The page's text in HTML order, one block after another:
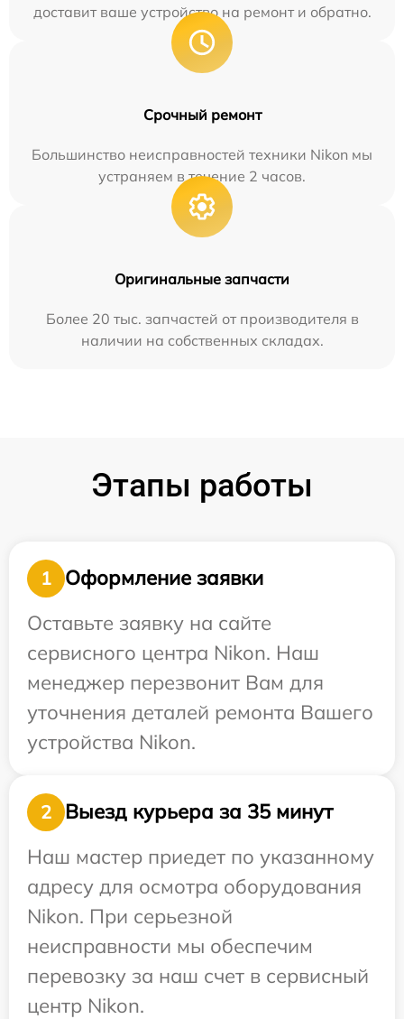
доставит ваше устройство на ремонт и обратно.
Срочный ремонт
Большинство неисправностей техники Nikon мы
устраняем в течение 2 часов.
Оригинальные запчасти
Более 20 тыс. запчастей от производителя в
наличии на собственных складах.
Этапы работы
1
Оформление заявки
Оставьте заявку на сайте
сервисного центра Nikon. Наш
менеджер перезвонит Вам для
уточнения деталей ремонта Вашего
устройства Nikon.
2
Выезд курьера за 35 минут
Наш мастер приедет по указанному
адресу для осмотра оборудования
Nikon. При серьезной
неисправности мы обеспечим
перевозку за наш счет в сервисный
центр Nikon.